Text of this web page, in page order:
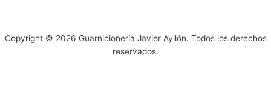
Copyright © 2026 Guarnicionería Javier Ayllón. Todos los derechos
reservados.